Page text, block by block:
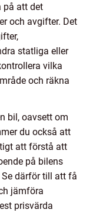
på att det
och avgifter. Det
statliga eller
vilka
och räkna
bil, oavsett om
du också att
att förstå att
på bilens
därför till att få
jämföra
prisvärda